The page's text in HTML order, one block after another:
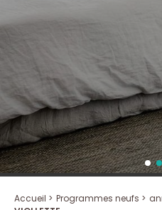
Accueil > Programmes neufs >